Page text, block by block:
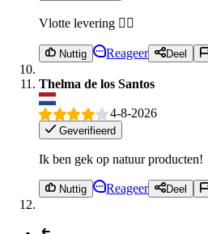
Vlotte levering 👍🏼
Nuttig Reageer Deel
Thelma de los Santos
4-8-2026
Geverifieerd
Ik ben gek op natuur producten!
Nuttig Reageer Deel